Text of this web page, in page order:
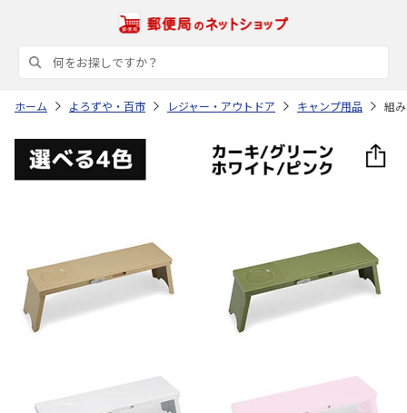
ホーム よろずや・百市 レジャー・アウトドア キャンプ用品 組